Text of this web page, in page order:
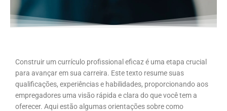
Construir um currículo profissional eficaz é uma etapa crucial
para avançar em sua carreira. Este texto resume suas
qualificações, experiências e habilidades, proporcionando aos
empregadores uma visão rápida e clara do que você tem a
oferecer. Aqui estão algumas orientações sobre como